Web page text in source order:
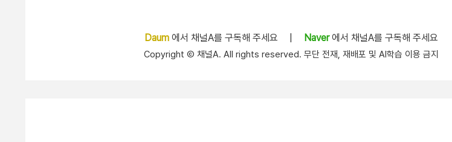
Daum 에서 채널A를 구독해 주세요 Naver에서 채널A를 구독해 주세요
Copyright Ⓒ 채널A. All rights reserved. 무단 전재, 재배포 및 AI학습 이용 금지